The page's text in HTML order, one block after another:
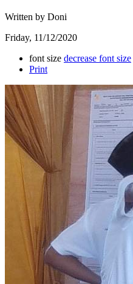
Written by Doni
Friday, 11/12/2020
font size decrease font size
Print